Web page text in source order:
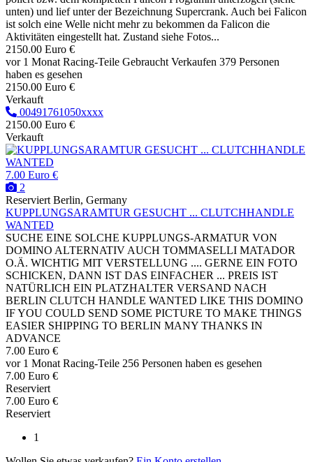
unten) und lief unter der Bezeichnung Supercrank. Auch bei Falicon
ist solch eine Welle nicht mehr zu bekommen da Falicon die
Aktivitäten eingestellt hat. Zustand siehe Fotos...
2150.00 Euro €
vor 1 Monat Racing-Teile Gebraucht Verkaufen 379 Personen
haben es gesehen
2150.00 Euro €
Verkauft
00491761050xxxx
2150.00 Euro €
Verkauft
7.00 Euro €
2
Reserviert Berlin, Germany
KUPPLUNGSARAMTUR GESUCHT ... CLUTCHHANDLE
WANTED
SUCHE EINE SOLCHE KUPPLUNGS-ARMATUR VON
DOMINO ALTERNATIV AUCH TOMMASELLI MATADOR
O.Ä. WICHTIG MIT VERSTELLUNG .... GERNE EIN FOTO
SCHICKEN, DANN IST DAS EINFACHER ... PREIS IST
NATÜRLICH EIN PLATZHALTER VERSAND NACH
BERLIN CLUTCH HANDLE WANTED LIKE THIS DOMINO
IF YOU COULD SEND SOME PICTURE TO MAKE THINGS
EASIER SHIPPING TO BERLIN MANY THANKS IN
ADVANCE
7.00 Euro €
vor 1 Monat Racing-Teile 256 Personen haben es gesehen
7.00 Euro €
Reserviert
7.00 Euro €
Reserviert
1